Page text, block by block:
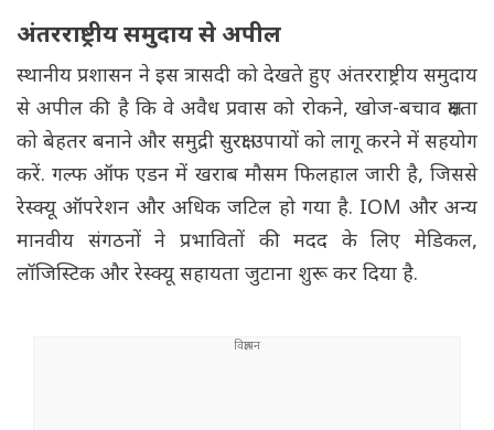
अंतरराष्ट्रीय समुदाय से अपील
स्थानीय प्रशासन ने इस त्रासदी को देखते हुए अंतरराष्ट्रीय समुदाय
से अपील की है कि वे अवैध प्रवास को रोकने, खोज-बचाव क्षमता
को बेहतर बनाने और समुद्री सुरक्षा उपायों को लागू करने में सहयोग
करें. गल्फ ऑफ एडन में खराब मौसम फिलहाल जारी है, जिससे
रेस्क्यू ऑपरेशन और अधिक जटिल हो गया है. IOM और अन्य
मानवीय संगठनों ने प्रभावितों की मदद के लिए मेडिकल,
लॉजिस्टिक और रेस्क्यू सहायता जुटाना शुरू कर दिया है.